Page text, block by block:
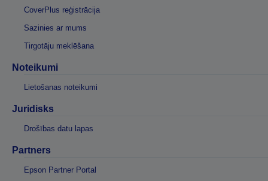
CoverPlus reģistrācija
Sazinies ar mums
Tirgotāju meklēšana
Noteikumi
Lietošanas noteikumi
Juridisks
Drošības datu lapas
Partners
Epson Partner Portal